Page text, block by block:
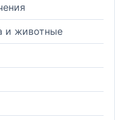
и животные